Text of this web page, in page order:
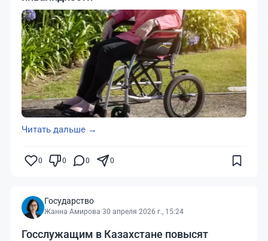
Читать дальше →
0 0 0 0
Государство
Жанна Амирова·30 апреля 2026 г., 15:24
Госслужащим в Казахстане повысят